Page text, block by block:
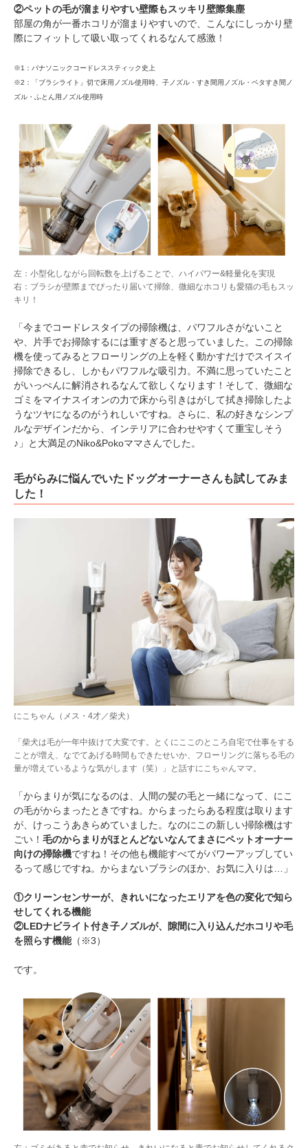
②ペットの毛が溜まりやすい壁際もスッキリ壁際集塵
部屋の角が一番ホコリが溜まりやすいので、こんなにしっかり壁
際にフィットして吸い取ってくれるなんて感激！
※1：パナソニックコードレススティック史上
※2：「ブラシライト」切で床用ノズル使用時、子ノズル・すき間用ノズル・ペタすき間ノ
ズル・ふとん用ノズル使用時
左：小型化しながら回転数を上げることで、ハイパワー&軽量化を実現
右：ブラシが壁際までぴったり届いて掃除、微細なホコリも愛猫の毛もスッ
キリ！
「今までコードレスタイプの掃除機は、パワフルさがないこと
や、片手でお掃除するには重すぎると思っていました。この掃除
機を使ってみるとフローリングの上を軽く動かすだけでスイスイ
掃除できるし、しかもパワフルな吸引力。不満に思っていたこと
がいっぺんに解消されるなんて欲しくなります！そして、微細な
ゴミをマイナスイオンの力で床から引きはがして拭き掃除したよ
うなツヤになるのがうれしいですね。さらに、私の好きなシンプ
ルなデザインだから、インテリアに合わせやすくて重宝しそう
♪」と大満足のNiko&Pokoママさんでした。
毛がらみに悩んでいたドッグオーナーさんも試してみま
した！
にこちゃん（メス・4才／柴犬）
「柴犬は毛が一年中抜けて大変です。とくにここのところ自宅で仕事をする
ことが増え、なでてあげる時間もできたせいか、フローリングに落ちる毛の
量が増えているような気がします（笑）」と話すにこちゃんママ。
「からまりが気になるのは、人間の髪の毛と一緒になって、にこ
の毛がからまったときですね。からまったらある程度は取ります
が、けっこうあきらめていました。なのにこの新しい掃除機はす
ごい！ 毛のからまりがほとんどないなんてまさにペットオーナー
向けの掃除機ですね！その他も機能すべてがパワーアップしてい
るって感じですね。からまないブラシのほか、お気に入りは…」
①クリーンセンサーが、きれいになったエリアを色の変化で知ら
せしてくれる機能
②LEDナビライト付き子ノズルが、隙間に入り込んだホコリや毛
を照らす機能（※3）
です。
閉じる
pecodogs
いぬ部をフォロー
pecocats
ねこ部をフォロー
アプリをダウンロードする